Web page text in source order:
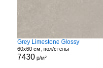
Grey Limestone Glossy
60x60 см, пол/стены
7430 р/м²